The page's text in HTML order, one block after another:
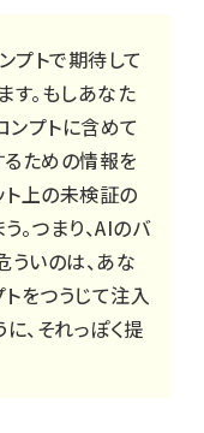
プトで期待して
す。もしあなた
プトに含めて
るための情報を
ト上の未検証の
つまり、AIのバ
ういのは、あな
をつうじて注入
、それっぽく提